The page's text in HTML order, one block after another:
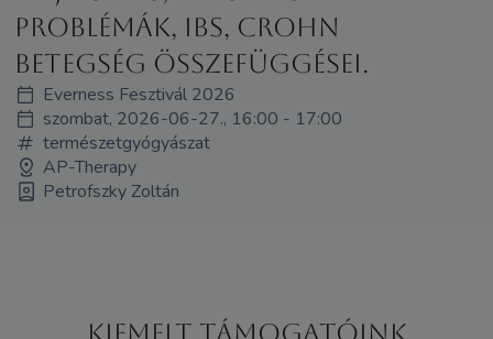
problémák, IBS, Crohn
betegség összefüggései.
Everness Fesztivál 2026
szombat, 2026-06-27., 16:00 - 17:00
természetgyógyászat
AP-Therapy
Petrofszky Zoltán